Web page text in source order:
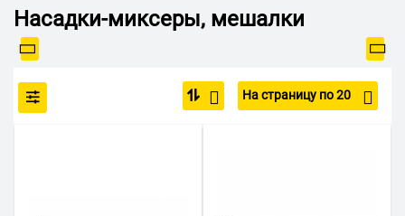
Насадки-миксеры, мешалки
На страницу по 20